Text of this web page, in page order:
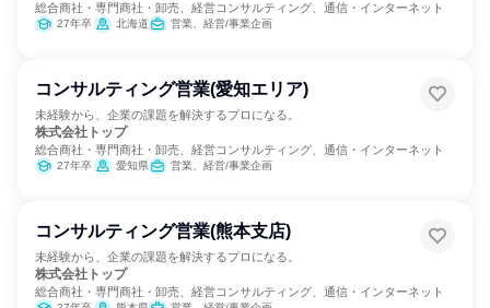
総合商社・専門商社・卸売、経営コンサルティング、通信・インターネット
27年卒 北海道 営業、経営/事業企画
コンサルティング営業(愛知エリア)
未経験から、企業の課題を解決するプロになる。
株式会社トップ
総合商社・専門商社・卸売、経営コンサルティング、通信・インターネット
27年卒 愛知県 営業、経営/事業企画
コンサルティング営業(熊本支店)
未経験から、企業の課題を解決するプロになる。
株式会社トップ
総合商社・専門商社・卸売、経営コンサルティング、通信・インターネット